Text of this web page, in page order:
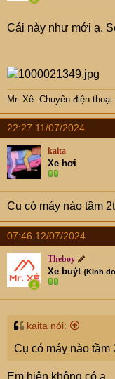
Cái này như mới ạ.
Mr. Xê: Chuyên điện
22:27 11/07/2024
kaita
Xe hơi
Cụ có máy nào tầm
07:46 12/07/2024
Theboy
Xe buýt {Kinh
kaita nói:
Cụ có máy nào tầm
Em hiện không có ạ